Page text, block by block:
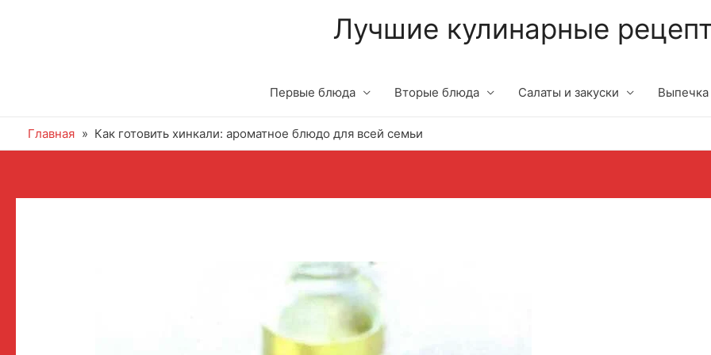
Лучшие кулинарные
Первые блюда Вторые блюда Салаты и закуски Выпечка
Главная Как готовить хинкали: ароматное блюдо для всей семьи